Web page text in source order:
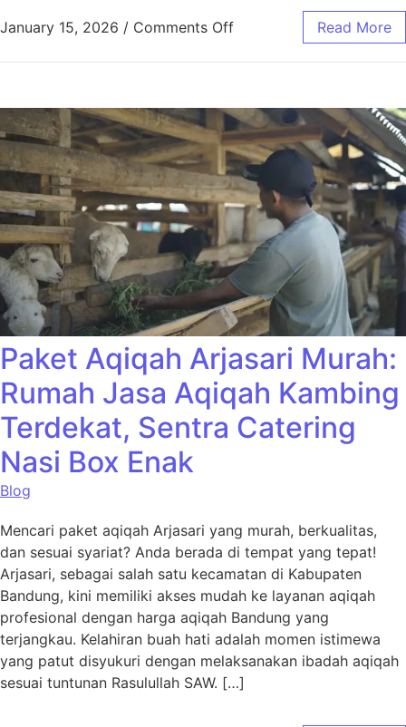
January 15, 2026 / Comments Off Read More
Paket Aqiqah Arjasari Murah:
Rumah Jasa Aqiqah Kambing
Terdekat, Sentra Catering
Nasi Box Enak
Blog
Mencari paket aqiqah Arjasari yang murah, berkualitas,
dan sesuai syariat? Anda berada di tempat yang tepat!
Arjasari, sebagai salah satu kecamatan di Kabupaten
Bandung, kini memiliki akses mudah ke layanan aqiqah
profesional dengan harga aqiqah Bandung yang
terjangkau. Kelahiran buah hati adalah momen istimewa
yang patut disyukuri dengan melaksanakan ibadah aqiqah
sesuai tuntunan Rasulullah SAW. […]